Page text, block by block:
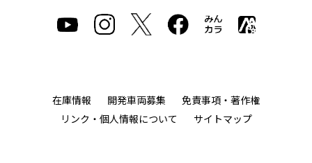
在庫情報 開発車両募集
免責事項・著作権
リンク・個人情報について
サイトマップ